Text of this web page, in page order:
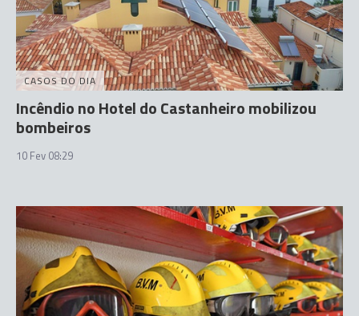
CASOS DO DIA
Incêndio no Hotel do Castanheiro mobilizou
bombeiros
10 Fev 08:29